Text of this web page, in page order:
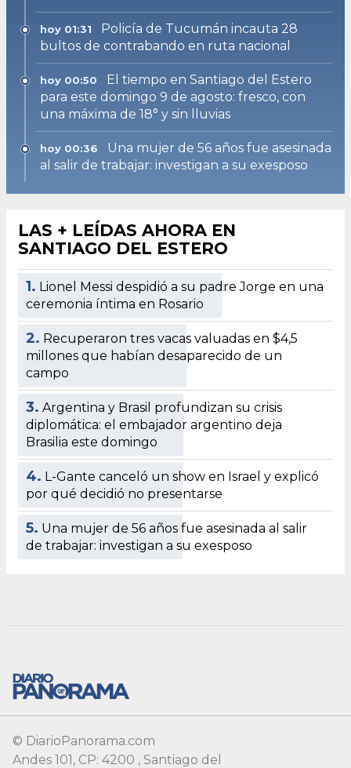
© DiarioPanorama.com
Andes 101, CP: 4200 , Santiago del